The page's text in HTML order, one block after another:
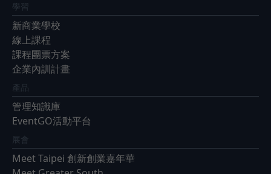
學習
新商業學校
線上課程
課程團票方案
企業內訓計畫
產品
管理知識庫
EventGO活動平台
展會
Meet Taipei 創新創業嘉年華